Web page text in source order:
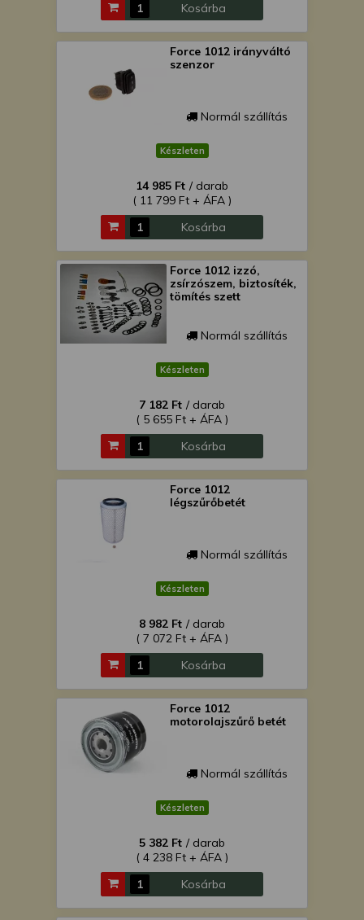
Kosárba
Force 1012 irányváltó
szenzor
Normál szállítás
Készleten
14 985 Ft / darab
( 11 799 Ft + ÁFA )
Kosárba
Force 1012 izzó,
zsírzószem, biztosíték,
tömítés szett
Normál szállítás
Készleten
7 182 Ft / darab
( 5 655 Ft + ÁFA )
Kosárba
Force 1012
légszűrőbetét
Normál szállítás
Készleten
8 982 Ft / darab
( 7 072 Ft + ÁFA )
Kosárba
Force 1012
motorolajszűrő betét
Normál szállítás
Készleten
5 382 Ft / darab
( 4 238 Ft + ÁFA )
Kosárba